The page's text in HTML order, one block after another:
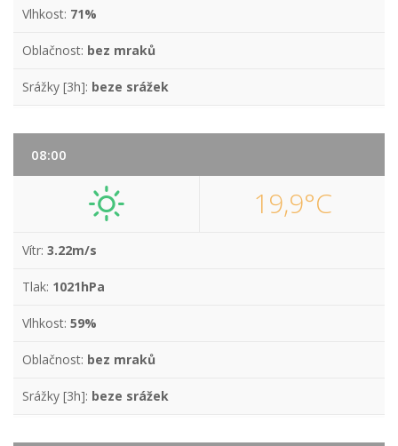
Vlhkost: 71%
Oblačnost: bez mraků
Srážky [3h]: beze srážek
08:00
19,9°C
Vítr: 3.22m/s
Tlak: 1021hPa
Vlhkost: 59%
Oblačnost: bez mraků
Srážky [3h]: beze srážek